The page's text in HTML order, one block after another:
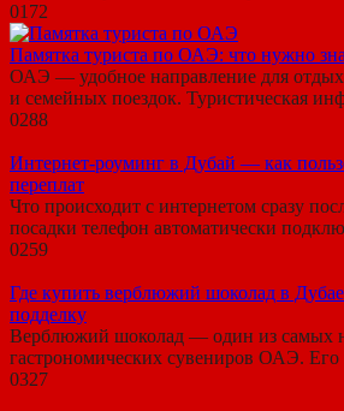
0172
Памятка туриста по ОАЭ: что нужно
ОАЭ — удобное направление для
и семейных поездок. Туристическая
0288
Интернет-роуминг в Дубай — как
переплат
Что происходит с интернетом сразу
посадки телефон автоматически
0259
Где купить верблюжий шоколад в
подделку
Верблюжий шоколад — один из самых
гастрономических сувениров ОАЭ. Его
0327